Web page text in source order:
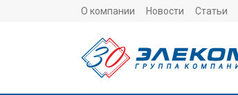
О компании Новости Статьи